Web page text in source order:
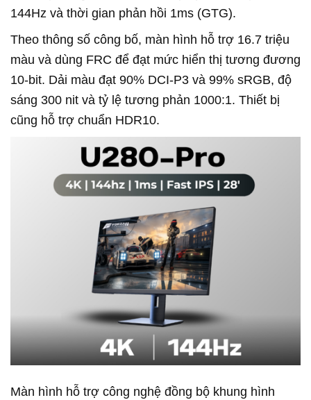
144Hz và thời gian phản hồi 1ms (GTG).
Theo thông số công bố, màn hình hỗ trợ 16.7 triệu
màu và dùng FRC để đạt mức hiển thị tương đương
10-bit. Dải màu đạt 90% DCI-P3 và 99% sRGB, độ
sáng 300 nit và tỷ lệ tương phản 1000:1. Thiết bị
cũng hỗ trợ chuẩn HDR10.
Màn hình hỗ trợ công nghệ đồng bộ khung hình